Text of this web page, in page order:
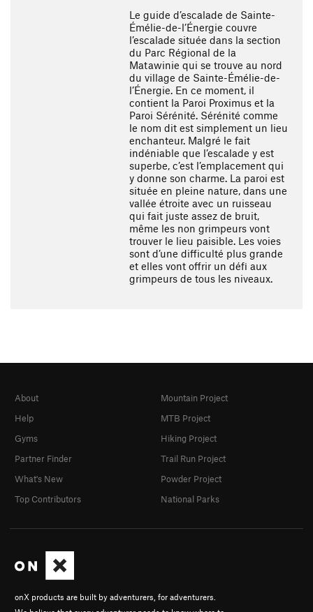
Le guide d’escalade de Sainte-
Émélie-de-l’Énergie couvre
l’escalade située dans la section
du Parc Régional de la
Matawinie qui se trouve au nord
du village de Sainte-Émélie-de-
l’Énergie. En ce moment, il
contient la Paroi Proximus et la
Paroi Sérénité. Sérénité comme
le nom dit est simplement un lieu
enchanteur. Malgré le fait
indéniable que l’escalade y est
superbe, c’est l’emplacement qui
y donne son charme. La paroi est
située en pleine nature, dans une
vallée étroite avec un ruisseau
qui fait juste assez de bruit,
même les non grimpeurs vont
trouver le lieu paisible. Les voies
sont d’une difficulté plus grande
et elles vont offrir un défi aux
grimpeurs de tous les niveaux.
onX products are built by adventurers, for adventurers.
About
Help
Gyms
Partner Finder
What's New
Top Contributors
Mountain Project
MTB Project
Hiking Project
Trail Run Project
Powder Project
National Parks